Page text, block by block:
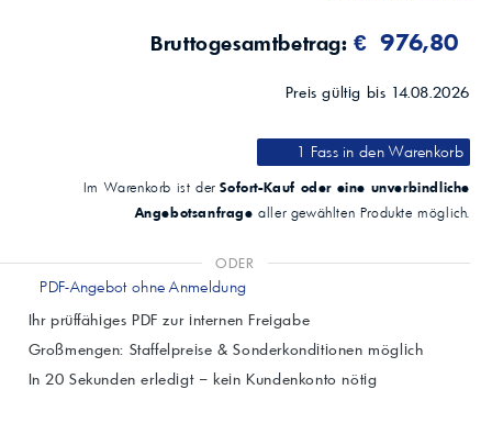
Brookfield-Viskosität bei -40°CBruttogesamtbetrag:€ 976,80
Preis gültig bis 14.08.2026
1 Fassin den Warenkorb
Im Warenkorb ist derSofort-Kauf oder eine unverbindliche
Angebotsanfrage aller gewählten Produkte möglich.
ODER
PDF-Angebot ohne Anmeldung
Ihr prüffähiges PDF zur internen Freigabe
Großmengen: Staffelpreise & Sonderkonditionen möglich
In 20 Sekunden erledigt – kein Kundenkonto nötig